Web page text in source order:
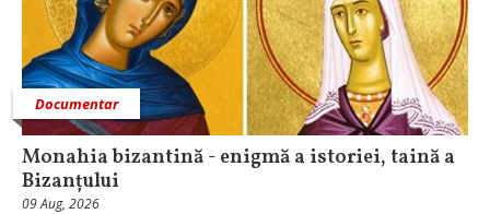
Documentar
Monahia bizantină - enigmă a istoriei, taină a
Bizanțului
09 Aug, 2026